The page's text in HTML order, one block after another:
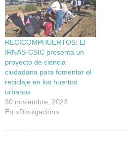
RECICOMPHUERTOS: El
IRNAS-CSIC presenta un
proyecto de ciencia
ciudadana para fomentar el
reciclaje en los huertos
urbanos
30 noviembre, 2023
En «Divulgación»